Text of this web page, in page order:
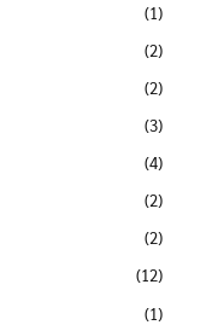
(1)
(2)
(2)
(3)
(4)
(2)
(2)
(12)
(1)